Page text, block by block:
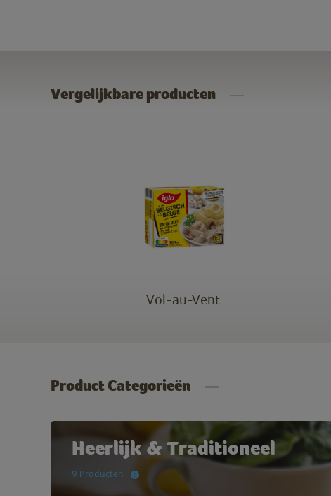
Vergelijkbare producten
Vol-au-Vent
Product Categorieën
Heerlijk & Traditioneel
9 Producten